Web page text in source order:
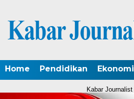
Home Pendidikan Ekonomi
Kabar Journalist